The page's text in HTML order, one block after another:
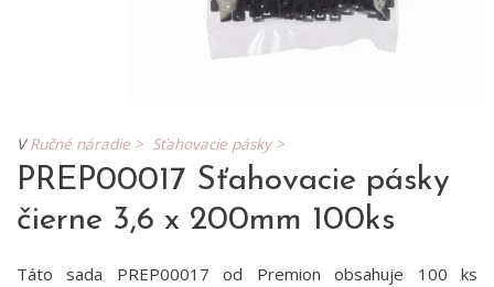
VRučné náradie > Sťahovacie pásky >
PREP00017 Sťahovacie pásky
čierne 3,6 x 200mm 100ks
Táto sada PREP00017 od Premion obsahuje 100 ks